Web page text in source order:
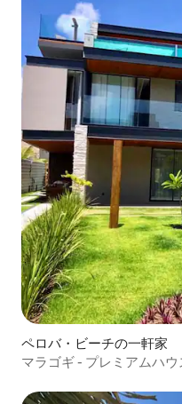
ペロバ・ビーチの一軒家
マラゴギ - プレミアムハ